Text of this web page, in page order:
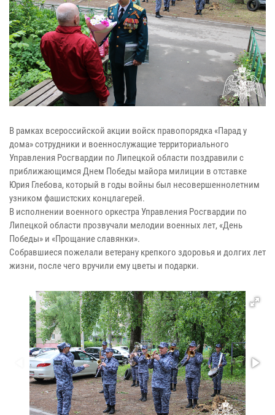
В рамках всероссийской акции войск правопорядка «Парад у
дома» сотрудники и военнослужащие территориального
Управления Росгвардии по Липецкой области поздравили с
приближающимся Днем Победы майора милиции в отставке
Юрия Глебова, который в годы войны был несовершеннолетним
узником фашистских концлагерей.
В исполнении военного оркестра Управления Росгвардии по
Липецкой области прозвучали мелодии военных лет, «День
Победы» и «Прощание славянки».
Собравшиеся пожелали ветерану крепкого здоровья и долгих лет
жизни, после чего вручили ему цветы и подарки.